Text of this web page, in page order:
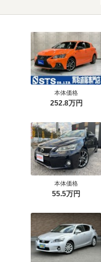
本体価格
252.8万円
本体価格
55.5万円